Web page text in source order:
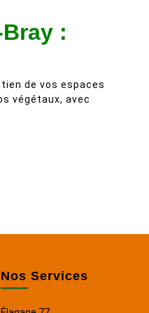
Villiers et son
très bien
Bref,
:
de vos espaces
végétaux, avec
Nos Services